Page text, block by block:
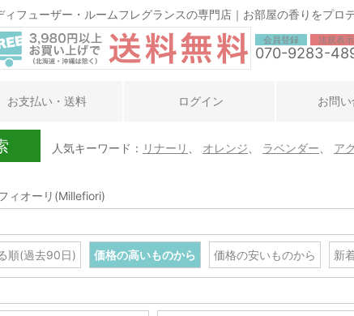
ィフューザー・ルームフレグランスの専門店｜お部屋の香りをプロ
会員登録 法規表示
070-9283-
お支払い・送料 ログイン お問
人気キーワード： リナーリ オレンジ ラベンダー ア
ィオーリ(Millefiori)
順(過去90日) 価格の高いものから 価格の安いものから 新